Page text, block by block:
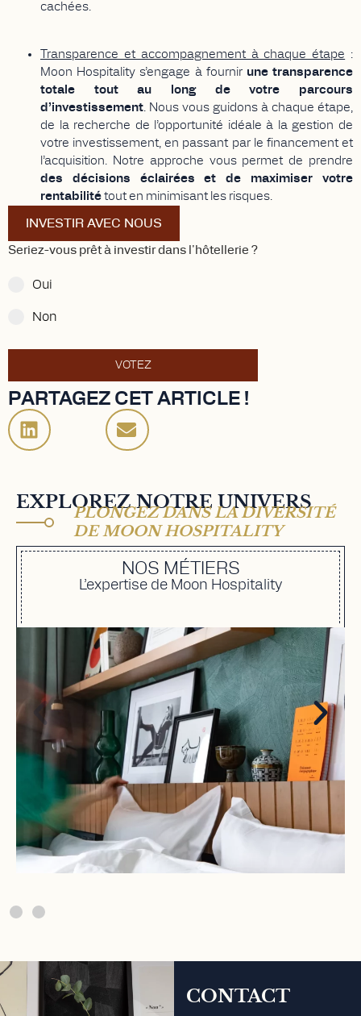
cachées.
Transparence et accompagnement à chaque étape :
Moon Hospitality s’engage à fournir une transparence
totale tout au long de votre parcours
d’investissement . Nous vous guidons à chaque étape,
de la recherche de l’opportunité idéale à la gestion de
votre investissement, en passant par le financement et
l’acquisition. Notre approche vous permet de prendre
des décisions éclairées et de maximiser votre
rentabilité tout en minimisant les risques.
INVESTIR AVEC NOUS
Seriez-vous prêt à investir dans l'hôtellerie ?
Oui
Non
VOTEZ
PARTAGEZ CET ARTICLE !
EXPLOREZ NOTRE UNIVERS
PLONGEZ DANS LA DIVERSITÉ
DE MOON HOSPITALITY
NOS MÉTIERS
L’expertise de Moon Hospitality
CONTACT